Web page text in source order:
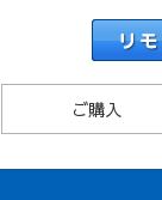
ご購入